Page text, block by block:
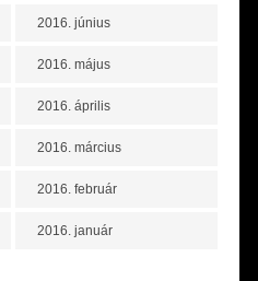
2016. június
2016. május
2016. április
2016. március
2016. február
2016. január